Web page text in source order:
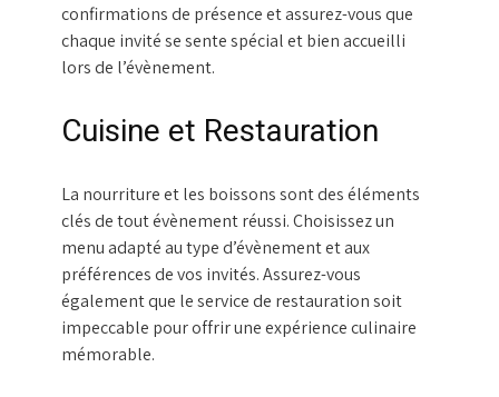
confirmations de présence et assurez-vous que
chaque invité se sente spécial et bien accueilli
lors de l’évènement.
Cuisine et Restauration
La nourriture et les boissons sont des éléments
clés de tout évènement réussi. Choisissez un
menu adapté au type d’évènement et aux
préférences de vos invités. Assurez-vous
également que le service de restauration soit
impeccable pour offrir une expérience culinaire
mémorable.